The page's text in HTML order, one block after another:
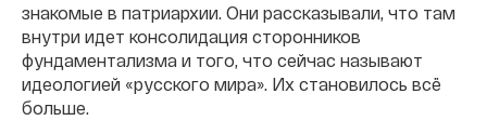
знакомые в патриархии. Они рассказывали, что там
внутри идет консолидация сторонников
фундаментализма и того, что сейчас называют
идеологией «русского мира». Их становилось всё
больше.